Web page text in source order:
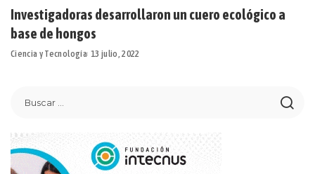
Investigadoras desarrollaron un cuero ecológico a
base de hongos
Ciencia y Tecnología 13 julio, 2022